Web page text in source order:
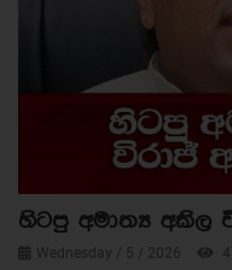
හිටපු අමාත්‍ය අකිල
Wednesday / 5 / 2026